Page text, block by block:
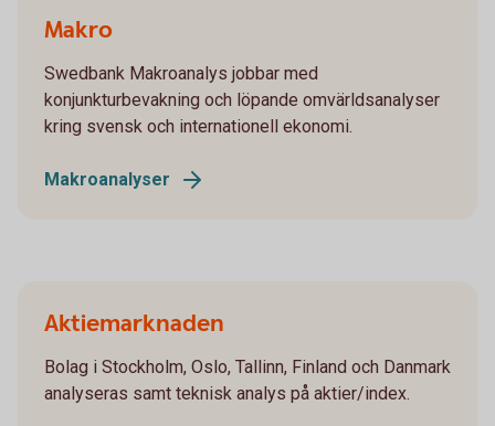
Makro
Swedbank Makroanalys jobbar med
konjunkturbevakning och löpande omvärldsanalyser
kring svensk och internationell ekonomi.
Makroanalyser
Aktiemarknaden
Bolag i Stockholm, Oslo, Tallinn, Finland och Danmark
analyseras samt teknisk analys på aktier/index.